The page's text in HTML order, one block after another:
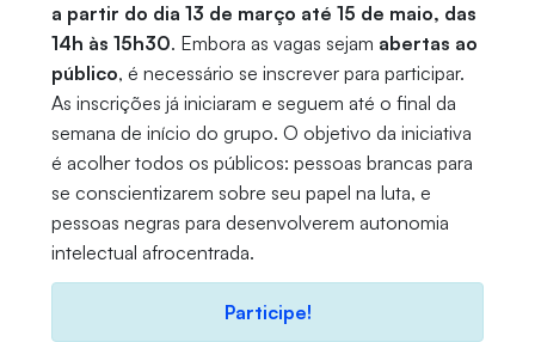
a partir do dia 13 de março até 15 de maio, das
14h às 15h30. Embora as vagas sejam abertas ao
público, é necessário se inscrever para participar.
As inscrições já iniciaram e seguem até o final da
semana de início do grupo. O objetivo da iniciativa
é acolher todos os públicos: pessoas brancas para
se conscientizarem sobre seu papel na luta, e
pessoas negras para desenvolverem autonomia
intelectual afrocentrada.
Participe!